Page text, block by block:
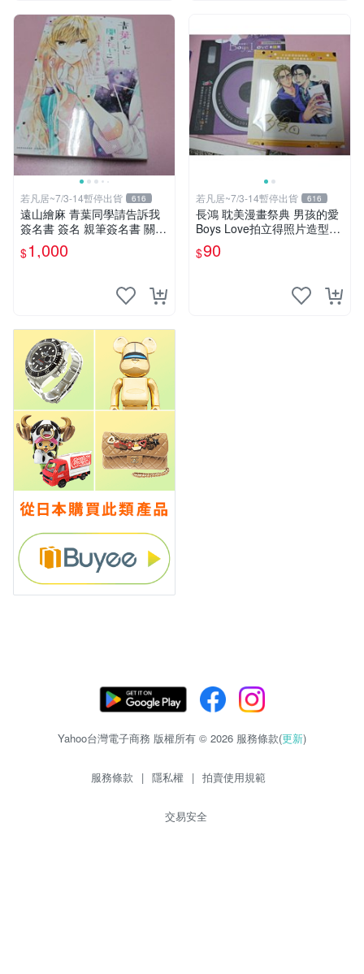
若凡居~7/3-14暫停出貨 616
遠山繪麻 青葉同學請告訴我
簽名書 簽名 親筆簽名書 關鍵
字： 四月一日同學命理缺我
$1,000
若凡居~7/3-14暫停出貨 616
長鴻 耽美漫畫祭典 男孩的愛
Boys Love拍立得照片造型透
卡 第二彈 不良的津田同學和
輔導老師.增田關係很差
$90
Yahoo台灣電子商務 版權所有 © 2026 服務條款(更新)
服務條款 | 隱私權 | 拍賣使用規範
交易安全